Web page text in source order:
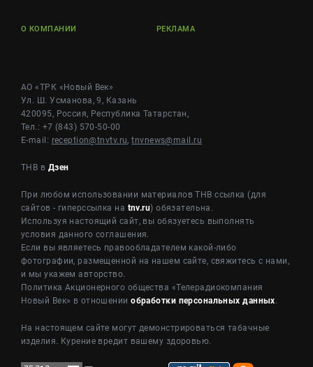
О КОМПАНИИ РЕКЛАМА
АО «ТРК «Новый Век»
Ул. Ш. Усманова, 9, Казань
420095, Россия, Республика Татарстан,
Тел.: +7 (843) 570-50-00
E-mail: reception@tnvtv.ru,tnvnews@mail.ru
ТНВ в Дзен
При любом использовании материалов ТНВ ссылка (для
сайтов - гиперссылка на tnv.ru) обязательна.
Используя настоящий сайт, вы обязуетесь выполнять
условия данного соглашения.
Если вы являетесь правообладателем какой-либо
фотографии, размещенной на нашем сайте, свяжитесь с нами,
и мы укажем авторство.
Политика Акционерного общества «Телерадиокомпания
Новый Век» в отношенииобработки персональных данных.
На настоящем сайте могут демонстрироваться табачные
изделия. Курение вредит вашему здоровью.